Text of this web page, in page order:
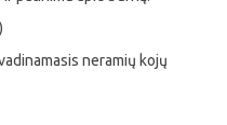
neramių kojų